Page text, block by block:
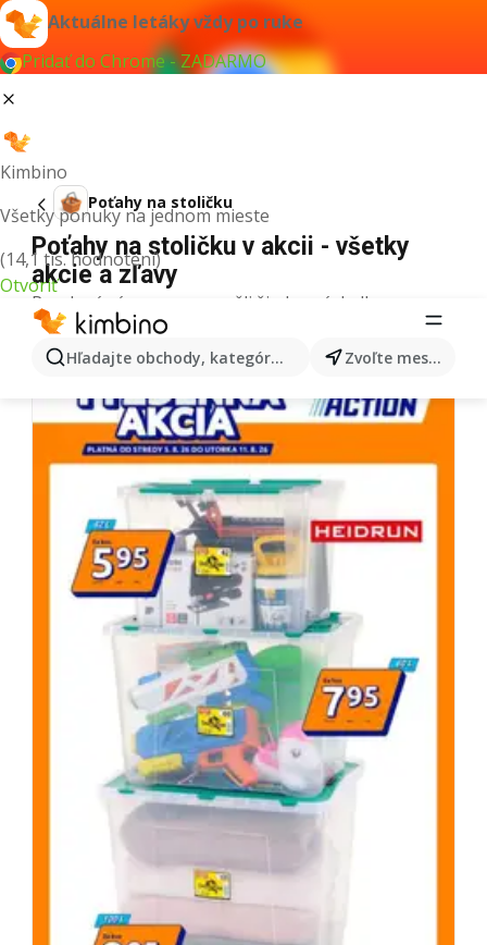
Aktuálne letáky vždy po ruke
Pridať do Chrome - ZADARMO
Kimbino
Všetky ponuky na jednom mieste
(14,1 tis. hodnotení)
Otvoriť
Hľadajte obchody, kategórie, produkty... Zvoľte mesto
Poťahy na stoličku
Poťahy na stoličku v akcii - všetky
akcie a zľavy
Pre daný výraz sme nenašli žiadne výsledky.
Ďalšie letáky z kategórie